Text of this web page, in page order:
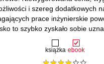
książka ebook
i szereg dodatkowych
prace inżynierskie
to szybko zyskało sobie